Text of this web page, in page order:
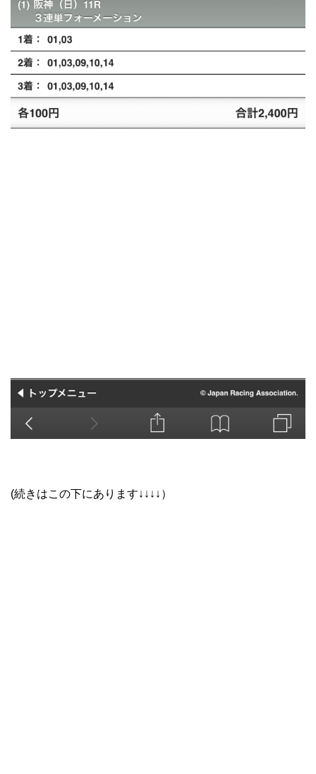
(続きはこの下にあります↓↓↓↓）